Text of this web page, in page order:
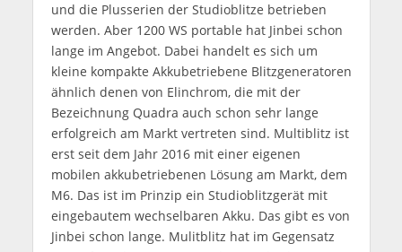
und die Plusserien der Studioblitze betrieben
werden. Aber 1200 WS portable hat Jinbei schon
lange im Angebot. Dabei handelt es sich um
kleine kompakte Akkubetriebene Blitzgeneratoren
ähnlich denen von Elinchrom, die mit der
Bezeichnung Quadra auch schon sehr lange
erfolgreich am Markt vertreten sind. Multiblitz ist
erst seit dem Jahr 2016 mit einer eigenen
mobilen akkubetriebenen Lösung am Markt, dem
M6. Das ist im Prinzip ein Studioblitzgerät mit
eingebautem wechselbaren Akku. Das gibt es von
Jinbei schon lange. Mulitblitz hat im Gegensatz